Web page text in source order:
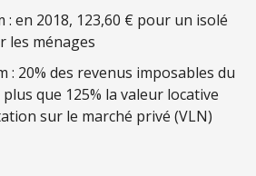
: en 2018, 123,60 € pour un isolé
les ménages
: 20% des revenus imposables du
que 125% la valeur locative
sur le marché privé (VLN)